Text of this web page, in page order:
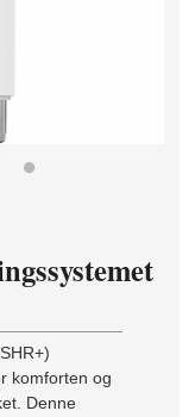
komforten og
Denne